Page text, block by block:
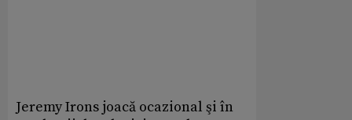
Jeremy Irons joacă ocazional şi în